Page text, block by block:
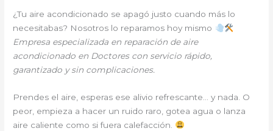
¿Tu aire acondicionado se apagó justo cuando más lo
necesitabas? Nosotros lo reparamos hoy mismo
Empresa especializada en reparación de aire
acondicionado en Doctores con servicio rápido,
garantizado y sin complicaciones.
Prendes el aire, esperas ese alivio refrescante… y nada. O
peor, empieza a hacer un ruido raro, gotea agua o lanza
aire caliente como si fuera calefacción.